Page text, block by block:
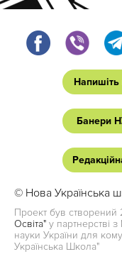
Банери
© Нова Українська
Проект був створений
Освіта" у партнерстві з
науки України для
Українська Школа"